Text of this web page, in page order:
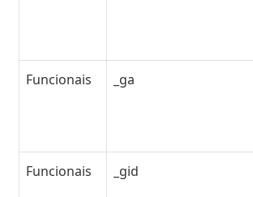
Funcionais _ga
Funcionais _gid